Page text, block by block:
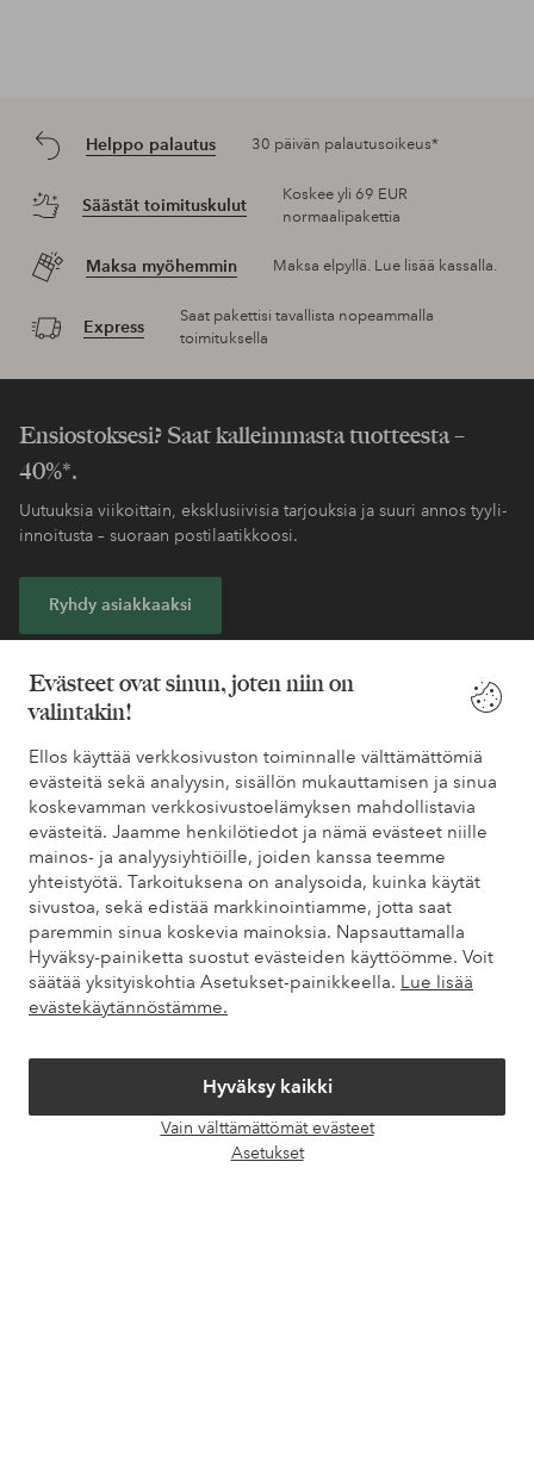
Evästeet ovat sinun, joten niin on
valintakin!
Ellos käyttää verkkosivuston toiminnalle välttämättömiä
evästeitä sekä analyysin, sisällön mukauttamisen ja sinua
koskevamman verkkosivustoelämyksen mahdollistavia
evästeitä. Jaamme henkilötiedot ja nämä evästeet niille
mainos- ja analyysiyhtiöille, joiden kanssa teemme
yhteistyötä. Tarkoituksena on analysoida, kuinka käytät
sivustoa, sekä edistää markkinointiamme, jotta saat
paremmin sinua koskevia mainoksia. Napsauttamalla
Hyväksy-painiketta suostut evästeiden käyttöömme. Voit
säätää yksityiskohtia Asetukset-painikkeella. Lue lisää
evästekäytännöstämme.
Hyväksy kaikki
Vain välttämättömät evästeet
Asetukset
Helppo palautus 30 päivän palautusoikeus*
Säästät toimituskulut
Koskee yli 69 EUR
normaalipakettia
Maksa myöhemmin Maksa elpyllä. Lue lisää kassalla.
Express
Saat pakettisi tavallista nopeammalla
toimituksella
Ensiostoksesi? Saat kalleimmasta tuotteesta –
40%*.
Uutuuksia viikoittain, eksklusiivisia tarjouksia ja suuri annos tyyli-
innoitusta – suoraan postilaatikkoosi.
Ryhdy asiakkaaksi
Tarvitsetko apua?
Löydät vastaukset useimmin kysyttyihin kysymyksiin usein
kysytyistä kysymyksistä. Löydät myös tietoa siitä, miten voit ottaa
meihin yhteyttä.
Asiakaspalvelu Tilaukset Maksutavat
Omat sivut
Tietoa Elloksesta